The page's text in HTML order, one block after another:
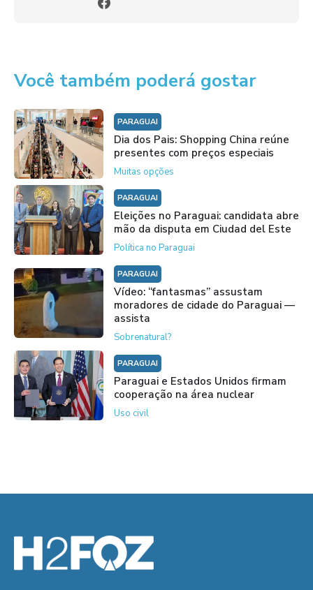
Você também poderá gostar
PARAGUAI
Dia dos Pais: Shopping China reúne
presentes com preços especiais
Muitas opções
PARAGUAI
Eleições no Paraguai: candidata abre
mão da disputa em Ciudad del Este
Política no Paraguai
PARAGUAI
Vídeo: “fantasmas” assustam
moradores de cidade do Paraguai —
assista
Sobrenatural?
PARAGUAI
Paraguai e Estados Unidos firmam
cooperação na área nuclear
Uso civil